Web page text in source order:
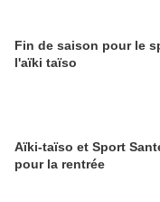
Fin de saison pour le
l'aïki taïso
Aïki-taïso et Sport
pour la rentrée